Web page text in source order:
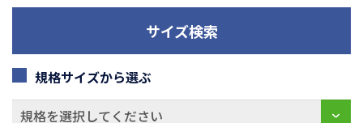
サイズ検索
規格サイズから選ぶ